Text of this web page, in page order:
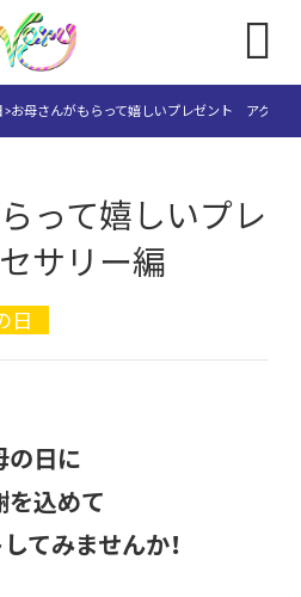

>お母さんがもらって嬉しいプレゼント アクセサ
って嬉しいプレ
サリー編
日
の日に
を込めて
てみませんか！